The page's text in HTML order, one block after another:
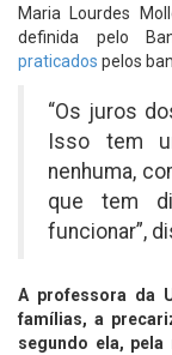
Maria Lourdes
definida pelo
praticados pelos
“Os juros
Isso tem
nenhuma,
que tem
funcionar”,
A professora da
famílias, a
segundo ela,